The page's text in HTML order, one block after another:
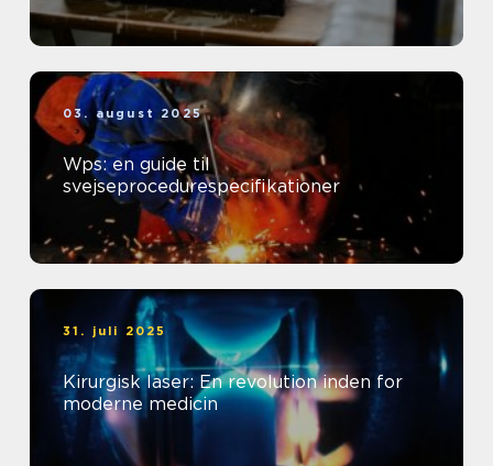
03. august 2025
Wps: en guide til
svejseprocedurespecifikationer
31. juli 2025
Kirurgisk laser: En revolution inden for
moderne medicin